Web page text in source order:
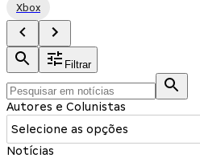
Xbox
Filtrar
Autores e Colunistas
Selecione as opções
Notícias